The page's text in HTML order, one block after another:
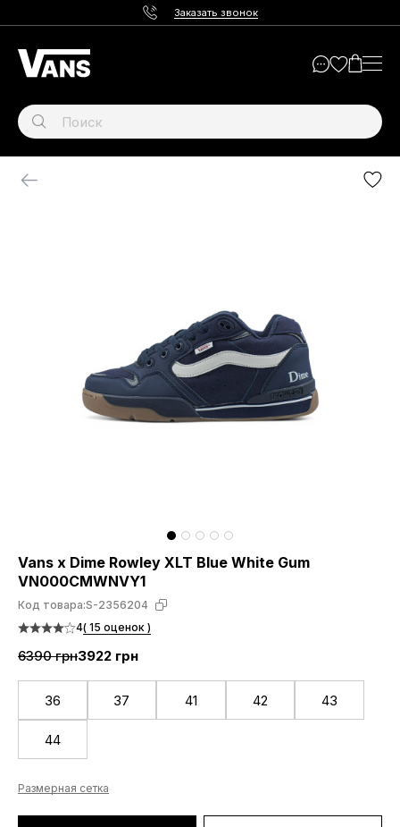
Заказать звонок
Vans x Dime Rowley XLT Blue White Gum
VN000CMWNVY1
Код товара:S-2356204
4( 15 оценок )
6390 грн3922 грн
36 37 41 42 43
44
Размерная сетка